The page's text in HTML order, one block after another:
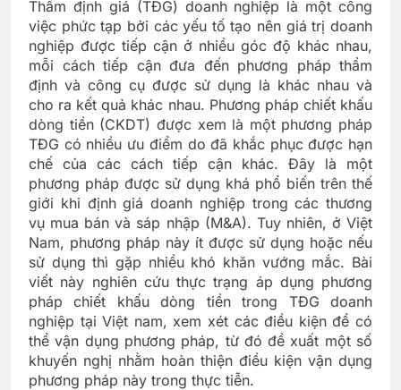
Thẩm định giá (TĐG) doanh nghiệp là một công
việc phức tạp bởi các yếu tố tạo nên giá trị doanh
nghiệp được tiếp cận ở nhiều góc độ khác nhau,
mỗi cách tiếp cận đưa đến phương pháp thẩm
định và công cụ được sử dụng là khác nhau và
cho ra kết quả khác nhau. Phương pháp chiết khấu
dòng tiền (CKDT) được xem là một phương pháp
TĐG có nhiều ưu điểm do đã khắc phục được hạn
chế của các cách tiếp cận khác. Đây là một
phương pháp được sử dụng khá phổ biến trên thế
giới khi định giá doanh nghiệp trong các thương
vụ mua bán và sáp nhập (M&A). Tuy nhiên, ở Việt
Nam, phương pháp này ít được sử dụng hoặc nếu
sử dụng thì gặp nhiều khó khăn vướng mắc. Bài
viết này nghiên cứu thực trạng áp dụng phương
pháp chiết khấu dòng tiền trong TĐG doanh
nghiệp tại Việt nam, xem xét các điều kiện để có
thể vận dụng phương pháp, từ đó đề xuất một số
khuyến nghị nhằm hoàn thiện điều kiện vận dụng
phương pháp này trong thực tiễn.